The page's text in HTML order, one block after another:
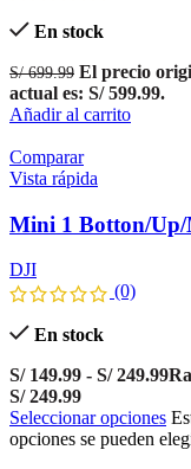
En stock
S/699.99 El precio
actual es: S/ 599.99.
Añadir al carrito
Comparar
Vista rápida
Mini 1 Botton/Up/
DJI
(0)
En stock
S/149.99 - S/249.99
S/ 249.99
Seleccionar opciones
opciones se pueden